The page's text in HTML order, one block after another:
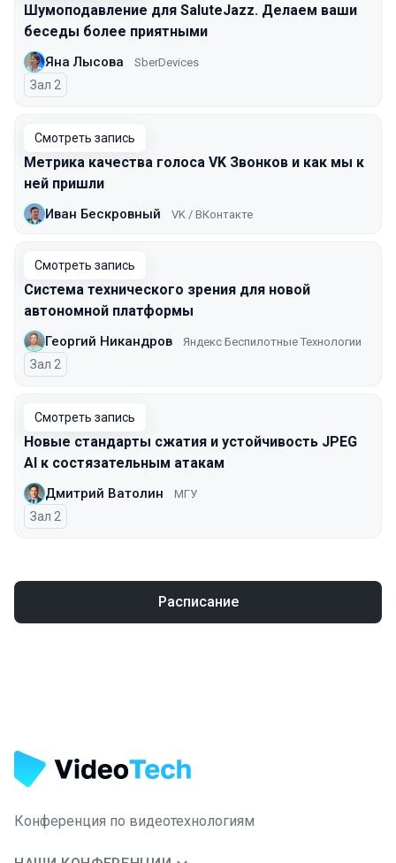
Шумоподавление для SaluteJazz. Делаем ваши
беседы более приятными
Яна Лысова SberDevices
Зал 2
Смотреть запись
Метрика качества голоса VK Звонков и как мы к
ней пришли
Иван Бескровный VK / ВКонтакте
Смотреть запись
Система технического зрения для новой
автономной платформы
Георгий Никандров Яндекс Беспилотные Технологии
Зал 2
Смотреть запись
Новые стандарты сжатия и устойчивость JPEG
AI к состязательным атакам
Дмитрий Ватолин МГУ
Зал 2
Расписание
Конференция по видеотехнологиям